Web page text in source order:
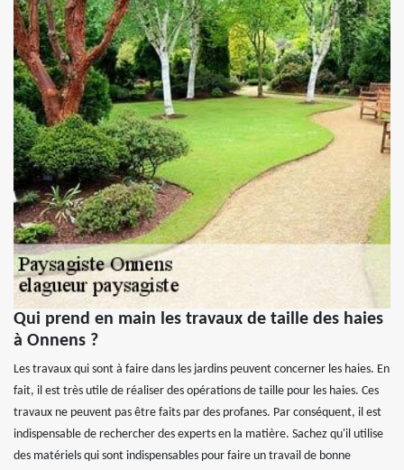
Qui prend en main les travaux de taille des haies
à Onnens ?
Les travaux qui sont à faire dans les jardins peuvent concerner les haies. En
fait, il est très utile de réaliser des opérations de taille pour les haies. Ces
travaux ne peuvent pas être faits par des profanes. Par conséquent, il est
indispensable de rechercher des experts en la matière. Sachez qu'il utilise
des matériels qui sont indispensables pour faire un travail de bonne